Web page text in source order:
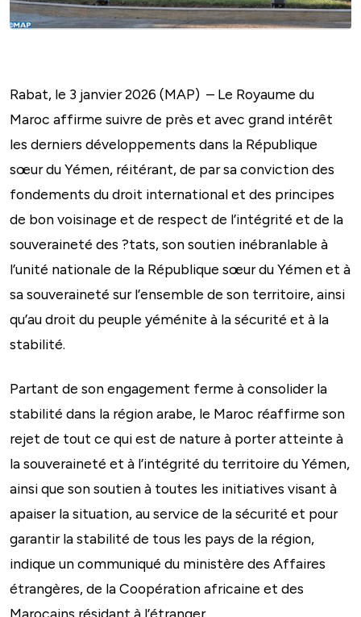
Rabat, le 3 janvier 2026 (MAP) – Le Royaume du
Maroc affirme suivre de près et avec grand intérêt
les derniers développements dans la République
sœur du Yémen, réitérant, de par sa conviction des
fondements du droit international et des principes
de bon voisinage et de respect de l’intégrité et de la
souveraineté des ?tats, son soutien inébranlable à
l’unité nationale de la République sœur du Yémen et à
sa souveraineté sur l’ensemble de son territoire, ainsi
qu’au droit du peuple yéménite à la sécurité et à la
stabilité.
Partant de son engagement ferme à consolider la
stabilité dans la région arabe, le Maroc réaffirme son
rejet de tout ce qui est de nature à porter atteinte à
la souveraineté et à l’intégrité du territoire du Yémen,
ainsi que son soutien à toutes les initiatives visant à
apaiser la situation, au service de la sécurité et pour
garantir la stabilité de tous les pays de la région,
indique un communiqué du ministère des Affaires
étrangères, de la Coopération africaine et des
Marocains résidant à l’étranger.